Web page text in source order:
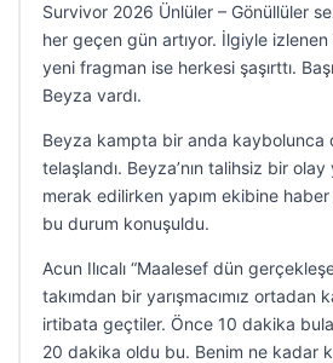
Survivor 2026 Ünlüler – Gönüllüler
her geçen gün artıyor. İlgiyle izlenen
yeni fragman ise herkesi şaşırttı.
Beyza vardı.
Beyza kampta bir anda kaybolunca
telaşlandı. Beyza’nın talihsiz bir olay
merak edilirken yapım ekibine
bu durum konuşuldu.
Acun Ilıcalı “Maalesef dün
takımdan bir yarışmacımız ortadan
irtibata geçtiler. Önce 10 dakika
20 dakika oldu bu. Benim ne kadar